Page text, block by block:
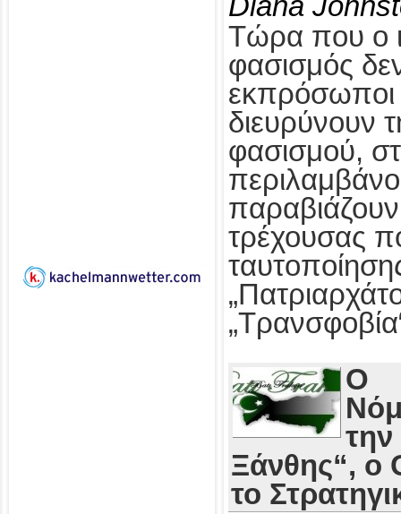
Τώρα που ο
φασισμός
εκπρόσωποι
διευρύνουν
φασισμού,
τρέχουσας
Ο
Ξάνθης“, ο
το